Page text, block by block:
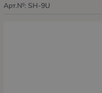
Арт.№: SH-9U